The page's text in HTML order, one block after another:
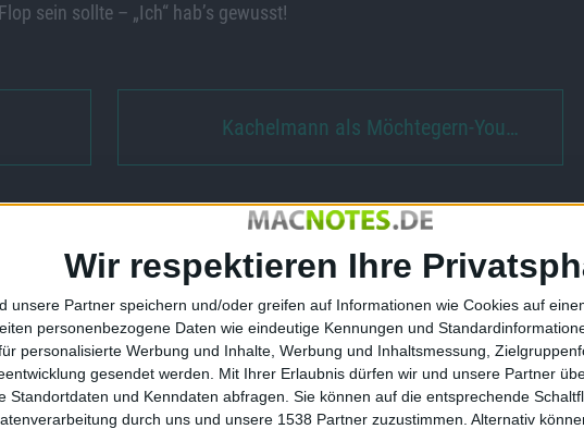
Wir respektieren Ihre
unsere Partner speichern und/oder greifen auf Informationen wie Cookies auf
personenbezogene Daten wie eindeutige Kennungen und
personalisierte Werbung und Inhalte, Werbung und Inhaltsmessung,
gesendet werden.
Mit Ihrer Erlaubnis dürfen wir und unsere Partner
Standortdaten und Kenndaten abfragen. Sie können auf die entsprechende
durch uns und unsere 1538 Partner zuzustimmen. Alternativ
sein sollte – „Ich“ hab’s gewusst!
Kachelmann als Möchtegern-You…